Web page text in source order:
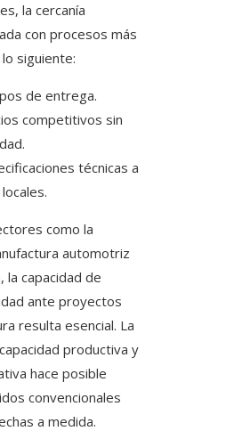
la cercanía
con procesos más
siguiente:
de entrega.
competitivos sin
técnicas a
como la
automotriz
la capacidad de
ante proyectos
resulta esencial. La
productiva y
hace posible
convencionales
a medida.